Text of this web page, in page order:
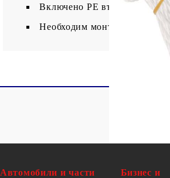
Включено PE въже 4 x 1,5 м
Необходим монтаж: Не
Автомобили и части
Бизнес и